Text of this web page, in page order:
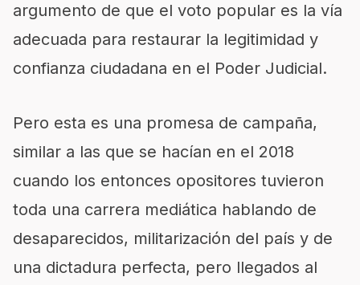
argumento de que el voto popular es la vía
adecuada para restaurar la legitimidad y
confianza ciudadana en el Poder Judicial.
Pero esta es una promesa de campaña,
similar a las que se hacían en el 2018
cuando los entonces opositores tuvieron
toda una carrera mediática hablando de
desaparecidos, militarización del país y de
una dictadura perfecta, pero llegados al